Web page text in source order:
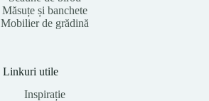
Măsuțe și banchete
Mobilier de grădină
Linkuri utile
Inspirație